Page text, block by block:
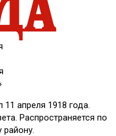
апреля 1918 года.
Распространяется по